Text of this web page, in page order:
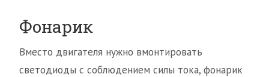
Фонарик
Вместо двигателя нужно вмонтировать
светодиоды с соблюдением силы тока, фонарик